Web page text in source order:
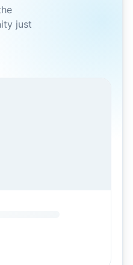
just